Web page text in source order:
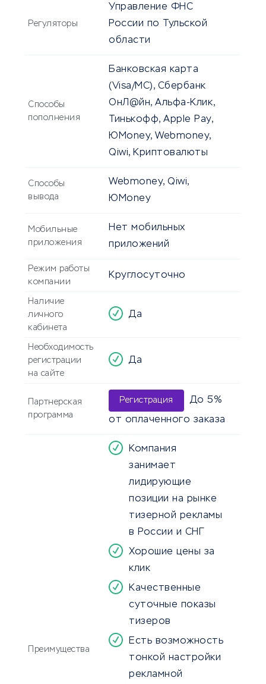
Регуляторы
Управление ФНС
России по Тульской
области
Способы
пополнения
Банковская карта
(Visa/MC), Сбербанк
ОнЛ@йн, Альфа-Клик,
Тинькофф, Apple Pay,
ЮMoney, Webmoney,
Qiwi, Криптовалюты
Способы
вывода
Webmoney, Qiwi,
ЮMoney
Мобильные
приложения
Нет мобильных
приложений
Режим работы
компании
Круглосуточно
Наличие
личного
кабинета
Да
Необходимость
регистрации
на сайте
Да
Партнерская
программа
Регистрация До 5%
от оплаченного заказа
Преимущества
Компания
занимает
лидирующие
позиции на рынке
тизерной рекламы
в России и СНГ
Хорошие цены за
клик
Качественные
суточные показы
тизеров
Есть возможность
тонкой настройки
рекламной